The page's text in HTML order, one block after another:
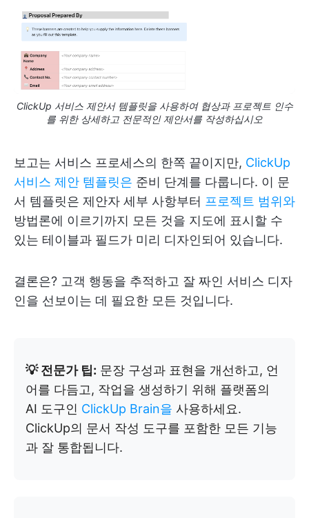
ClickUp 서비스 제안서 템플릿을 사용하여 협상과 프로젝트 인수
를 위한 상세하고 전문적인 제안서를 작성하십시오
보고는 서비스 프로세스의 한쪽 끝이지만, ClickUp
서비스 제안 템플릿은 준비 단계를 다룹니다. 이 문
서 템플릿은 제안자 세부 사항부터 프로젝트 범위와
방법론에 이르기까지 모든 것을 지도에 표시할 수
있는 테이블과 필드가 미리 디자인되어 있습니다.
결론은? 고객 행동을 추적하고 잘 짜인 서비스 디자
인을 선보이는 데 필요한 모든 것입니다.
💡 전문가 팁: 문장 구성과 표현을 개선하고, 언
어를 다듬고, 작업을 생성하기 위해 플랫폼의
AI 도구인 ClickUp Brain을 사용하세요.
ClickUp의 문서 작성 도구를 포함한 모든 기능
과 잘 통합됩니다.